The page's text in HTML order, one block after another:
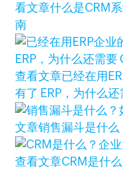
看文章什么是CRM
南
查看文章已经在用
有了 ERP，为什么还
文章销售漏斗是什么
查看文章CRM是什